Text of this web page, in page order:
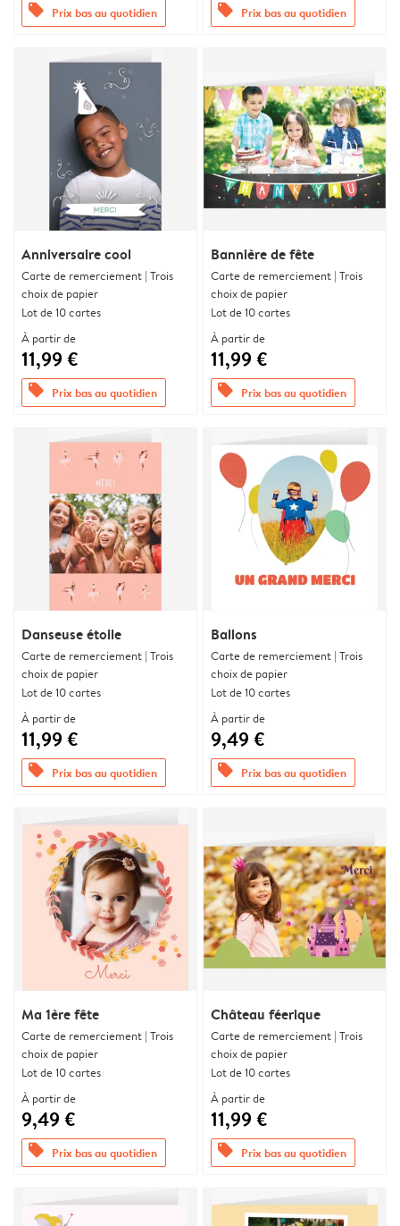
offers Prix bas au quotidien offers Prix bas au quotidien
Anniversaire cool
Carte de remerciement | Trois
choix de papier
Lot de 10 cartes
À partir de
11,99 €
offers Prix bas au quotidien
Bannière de fête
Carte de remerciement | Trois
choix de papier
Lot de 10 cartes
À partir de
11,99 €
offers Prix bas au quotidien
Danseuse étoile
Carte de remerciement | Trois
choix de papier
Lot de 10 cartes
À partir de
11,99 €
offers Prix bas au quotidien
Ballons
Carte de remerciement | Trois
choix de papier
Lot de 10 cartes
À partir de
9,49 €
offers Prix bas au quotidien
Ma 1ère fête
Carte de remerciement | Trois
choix de papier
Lot de 10 cartes
À partir de
9,49 €
offers Prix bas au quotidien
Château féerique
Carte de remerciement | Trois
choix de papier
Lot de 10 cartes
À partir de
11,99 €
offers Prix bas au quotidien